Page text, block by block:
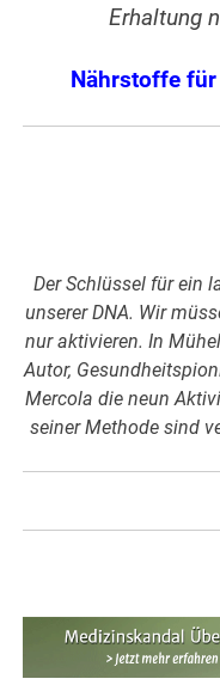
Erhaltung
Nährstoffe für
Der Schlüssel für ein
unserer DNA. Wir
nur aktivieren. In
Autor,
Mercola die neun
seiner Methode sind